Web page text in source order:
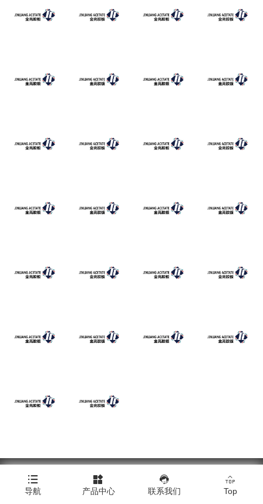
Copyright © 浙江金亮塑料胶板有限公司
Click here to download all product images.|技术支持：橙树网络

导航

产品中心

联系我们

Top